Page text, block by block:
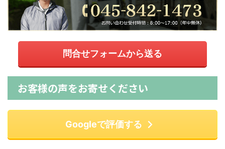
問合せフォームから送る
お客様の声をお寄せください
Googleで評価する